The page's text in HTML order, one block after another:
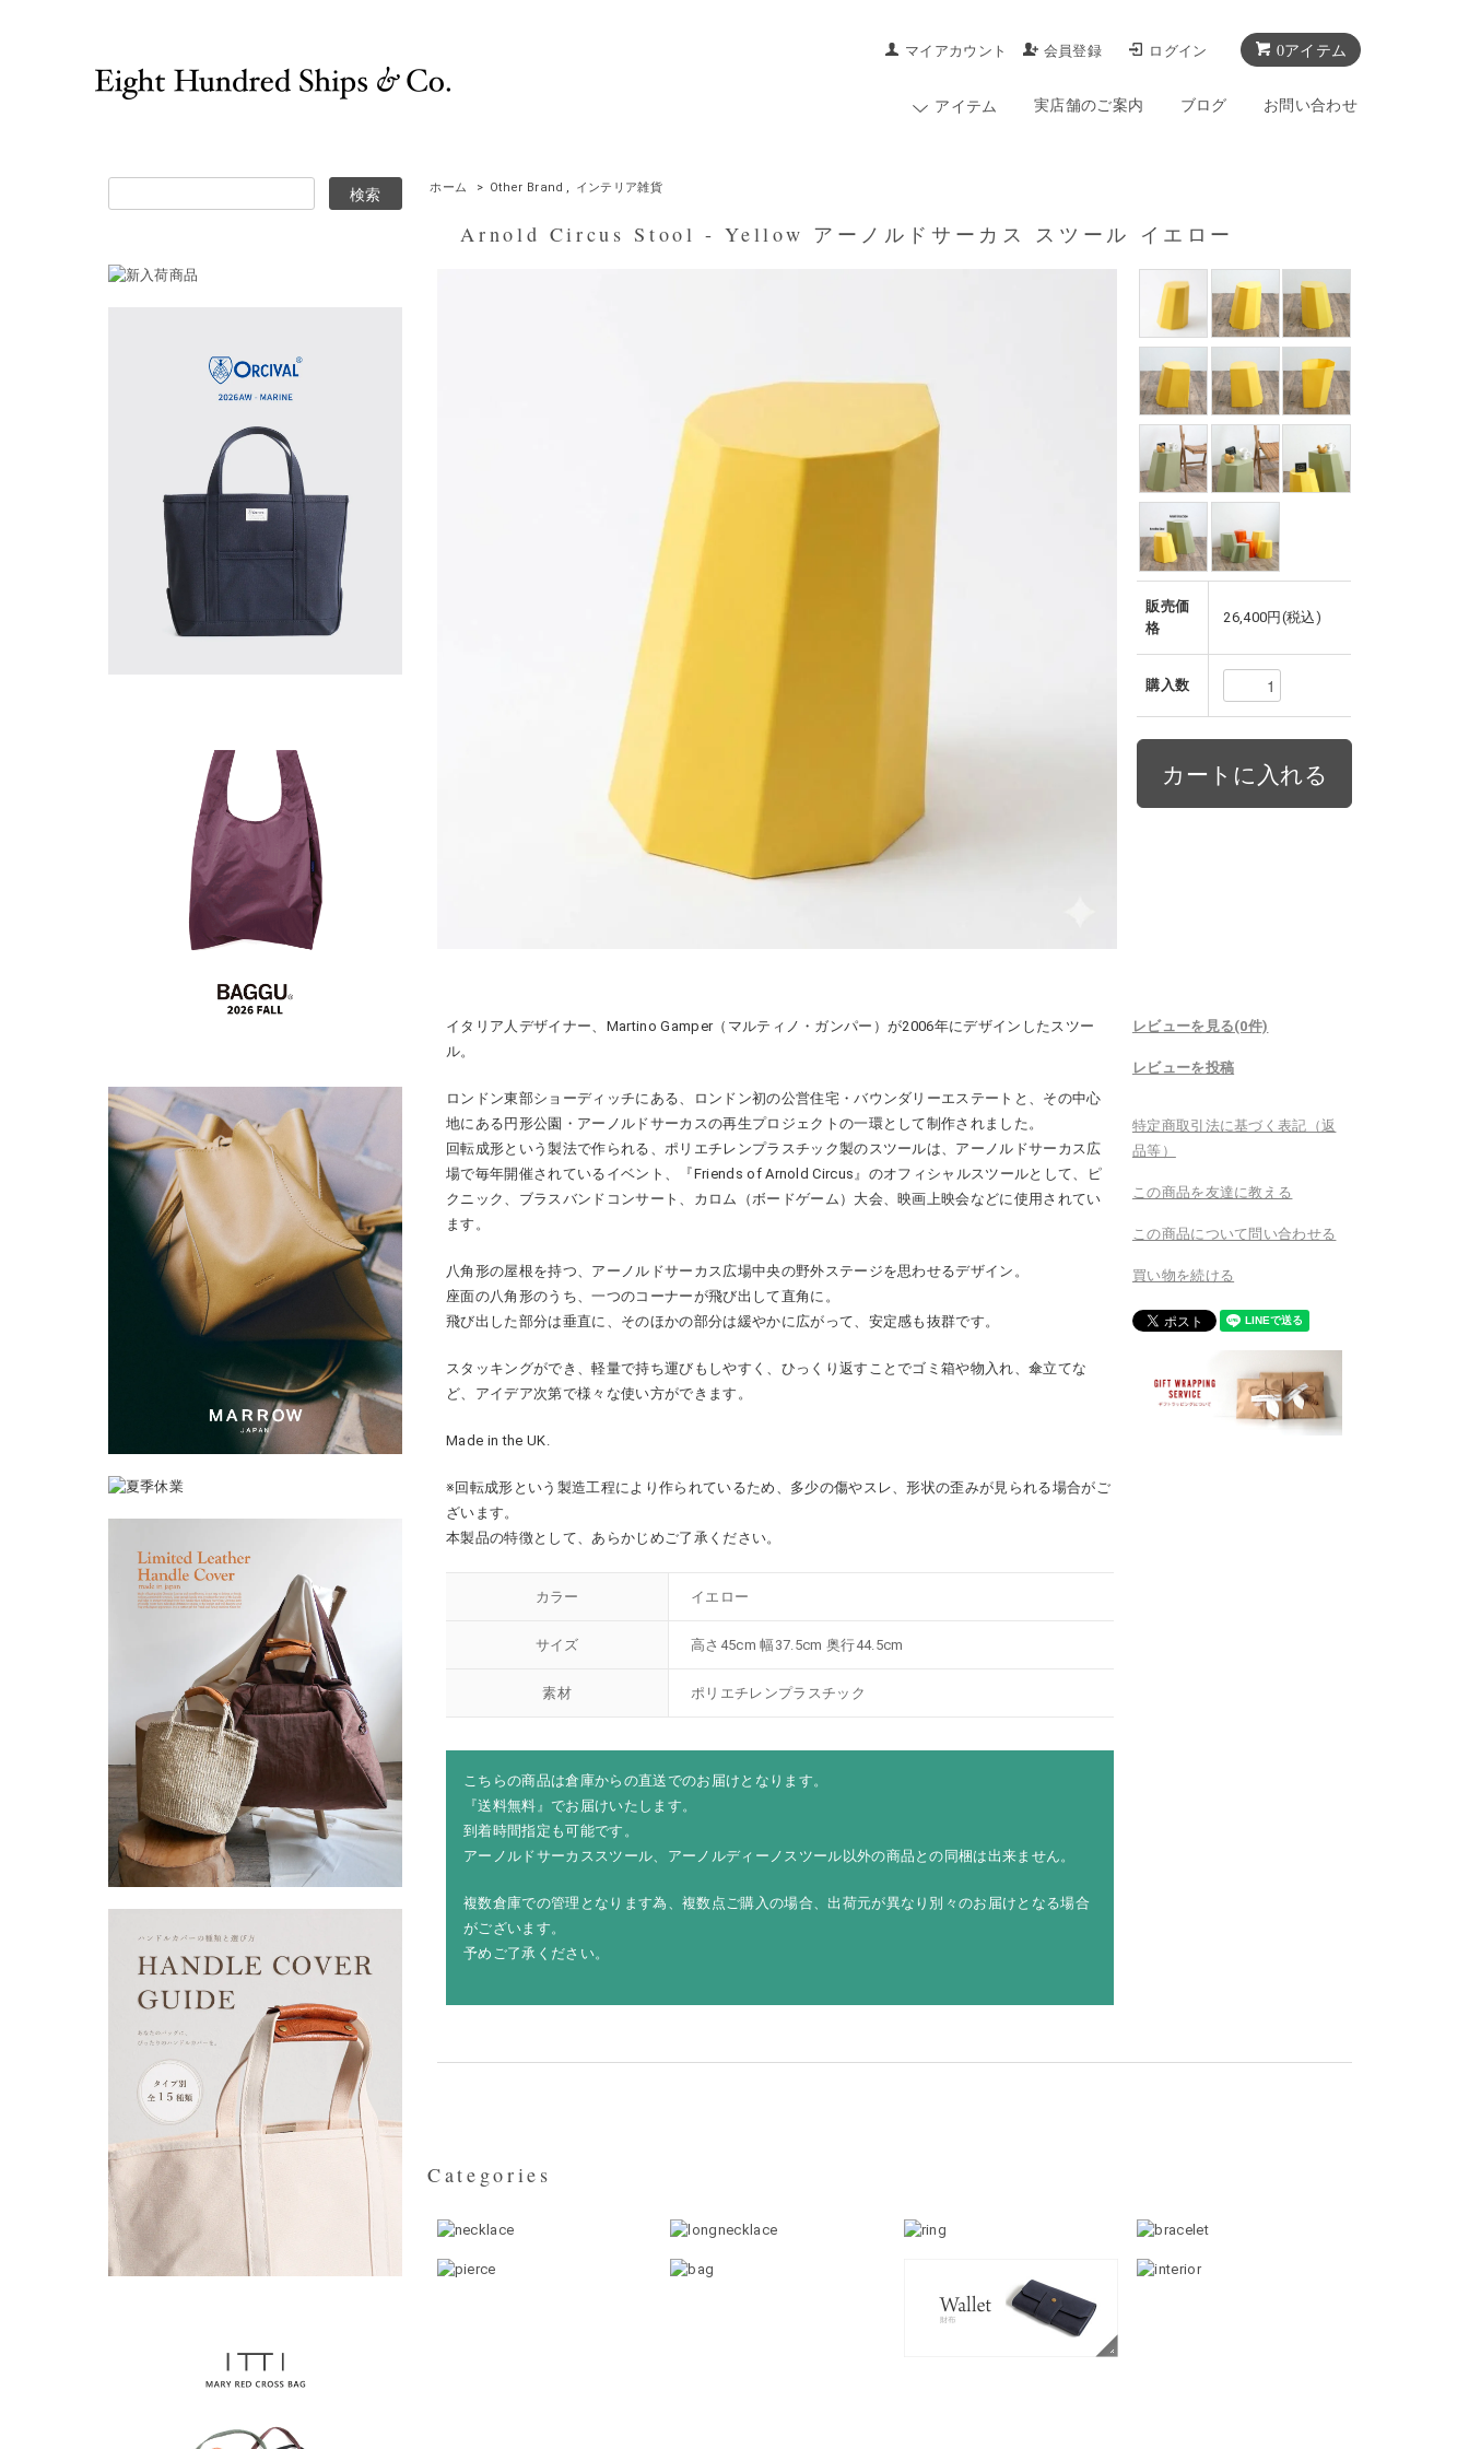
0アイテム
マイアカウント 会員登録 ログイン
アイテム 実店舗のご案内 ブログ お問い合わせ
ホーム > Other Brand , インテリア雑貨
Arnold Circus Stool - Yellow アーノルドサーカス スツール イエロー
販売価
格
26,400円(税込)
購入数
イタリア人デザイナー、Martino Gamper（マルティノ・ガンパー）が2006年にデザインしたスツー
ル。
ロンドン東部ショーディッチにある、ロンドン初の公営住宅・バウンダリーエステートと、その中心
地にある円形公園・アーノルドサーカスの再生プロジェクトの一環として制作されました。
回転成形という製法で作られる、ポリエチレンプラスチック製のスツールは、アーノルドサーカス広
場で毎年開催されているイベント、『Friends of Arnold Circus』のオフィシャルスツールとして、ピ
クニック、ブラスバンドコンサート、カロム（ボードゲーム）大会、映画上映会などに使用されてい
ます。
八角形の屋根を持つ、アーノルドサーカス広場中央の野外ステージを思わせるデザイン。
座面の八角形のうち、一つのコーナーが飛び出して直角に。
飛び出した部分は垂直に、そのほかの部分は緩やかに広がって、安定感も抜群です。
スタッキングができ、軽量で持ち運びもしやすく、ひっくり返すことでゴミ箱や物入れ、傘立てな
ど、アイデア次第で様々な使い方ができます。
Made in the UK.
※回転成形という製造工程により作られているため、多少の傷やスレ、形状の歪みが見られる場合がご
ざいます。
本製品の特徴として、あらかじめご了承ください。
カラー イエロー
サイズ 高さ45cm 幅37.5cm 奥行44.5cm
素材 ポリエチレンプラスチック
こちらの商品は倉庫からの直送でのお届けとなります。
『送料無料』でお届けいたします。
到着時間指定も可能です。
アーノルドサーカススツール、アーノルディーノスツール以外の商品との同梱は出来ません。
複数倉庫での管理となります為、複数点ご購入の場合、出荷元が異なり別々のお届けとなる場合
がございます。
予めご了承ください。
レビューを見る(0件)
レビューを投稿
特定商取引法に基づく表記（返
品等）
この商品を友達に教える
この商品について問い合わせる
買い物を続ける
Categories